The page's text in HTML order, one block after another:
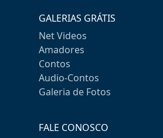
GALERIAS GRÁTIS
Net Videos
Amadores
Contos
Audio-Contos
Galeria de Fotos
FALE CONOSCO